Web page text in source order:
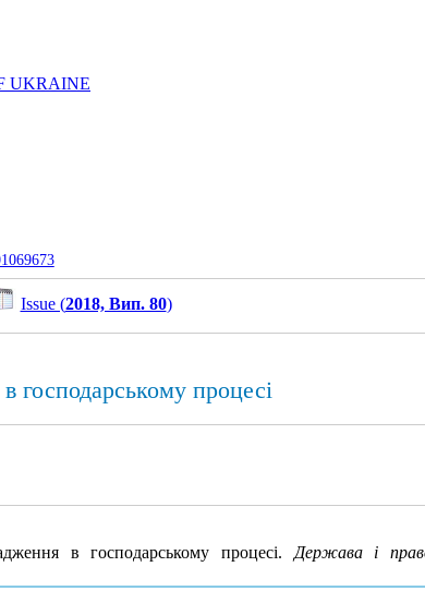
UKRAINE
Issue (2018, Вип. 80)
господарському процесі
в господарському процесі.Держава і